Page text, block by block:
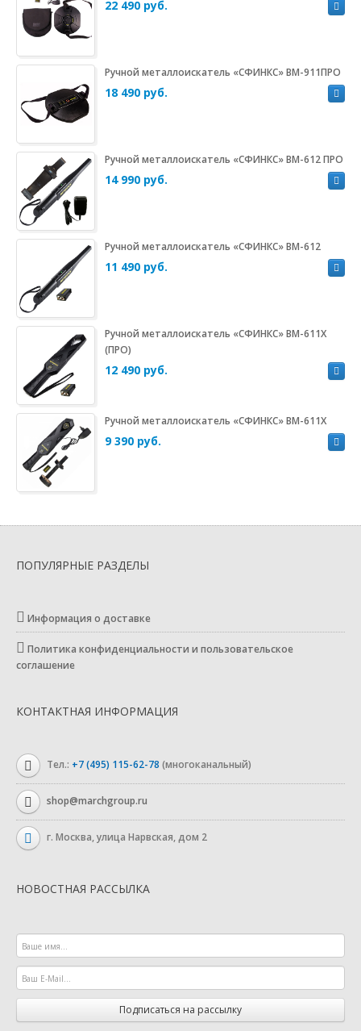
22 490 руб.
Ручной металлоискатель «СФИНКС» ВМ-911ПРО
18 490 руб.
Ручной металлоискатель «СФИНКС» ВМ-612 ПРО
14 990 руб.
Ручной металлоискатель «СФИНКС» ВМ-612
11 490 руб.
Ручной металлоискатель «СФИНКС» ВМ-611Х
(ПРО)
12 490 руб.
Ручной металлоискатель «СФИНКС» ВМ-611Х
9 390 руб.
ПОПУЛЯРНЫЕ РАЗДЕЛЫ
Информация о доставке
Политика конфиденциальности и пользовательское
соглашение
КОНТАКТНАЯ ИНФОРМАЦИЯ
Тел.: +7 (495) 115-62-78 (многоканальный)
shop@marchgroup.ru
г. Москва, улица Нарвская, дом 2
НОВОСТНАЯ РАССЫЛКА
Подписаться на рассылку